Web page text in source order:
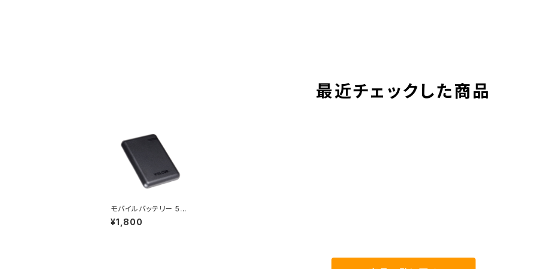
最近チェックした商品
モバイルバッテリー 50
00mAh PD12W
¥1,800